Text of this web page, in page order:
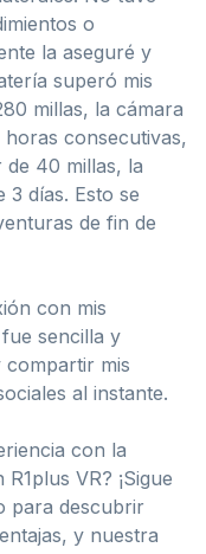
o
la aseguré y
superó mis
millas, la cámara
consecutivas,
de 40 millas, la
3 días. Esto se
de fin de
con mis
sencilla y
mis
al instante.
con la
VR? ¡Sigue
para descubrir
y nuestra